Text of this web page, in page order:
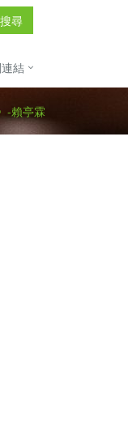
搜尋
結
-賴亭霖